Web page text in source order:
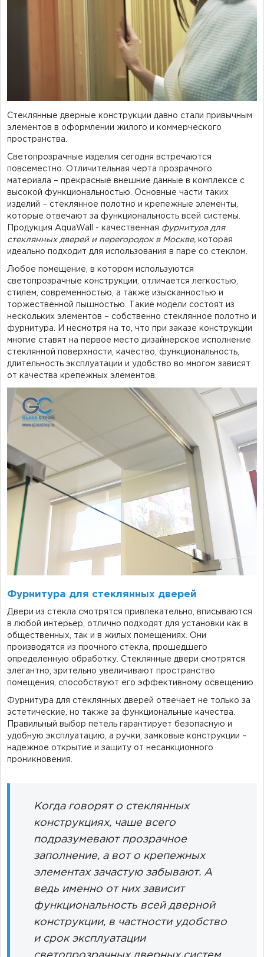
Фурнитура для душевых ограждений (распашная серия)
Двери межкомнатные цельностеклянные
Стеклянные дверные конструкции давно стали привычным
элементов в оформлении жилого и коммерческого
пространства.
Светопрозрачные изделия сегодня встречаются
повсеместно. Отличительная черта прозрачного
материала – прекрасные внешние данные в комплексе с
высокой функциональностью. Основные части таких
изделий – стеклянное полотно и крепежные элементы,
которые отвечают за функциональность всей системы.
Продукция AquaWall - качественная фурнитура для
стеклянных дверей и перегородок в Москве, которая
идеально подходит для использования в паре со стеклом.
Любое помещение, в котором используются
светопрозрачные конструкции, отличается легкостью,
стилем, современностью, а также изысканностью и
торжественной пышностью. Такие модели состоят из
нескольких элементов – собственно стеклянное полотно и
фурнитура. И несмотря на то, что при заказе конструкции
многие ставят на первое место дизайнерское исполнение
стеклянной поверхности, качество, функциональность,
длительность эксплуатации и удобство во многом зависят
от качества крепежных элементов.
Фурнитура для стеклянных дверей
Двери из стекла смотрятся привлекательно, вписываются
в любой интерьер, отлично подходят для установки как в
общественных, так и в жилых помещениях. Они
производятся из прочного стекла, прошедшего
определенную обработку. Стеклянные двери смотрятся
элегантно, зрительно увеличивают пространство
помещения, способствуют его эффективному освещению.
Фурнитура для стеклянных дверей отвечает не только за
эстетические, но также за функциональные качества.
Правильный выбор петель гарантирует безопасную и
удобную эксплуатацию, а ручки, замковые конструкции –
надежное открытие и защиту от несанкционного
проникновения.
Когда говорят о стеклянных
конструкциях, чаше всего
подразумевают прозрачное
заполнение, а вот о крепежных
элементах зачастую забывают. А
ведь именно от них зависит
функциональность всей дверной
конструкции, в частности удобство
и срок эксплуатации